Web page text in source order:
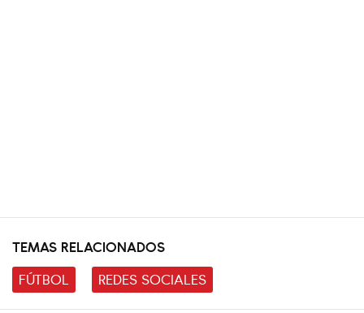
TEMAS RELACIONADOS
FÚTBOL
REDES SOCIALES